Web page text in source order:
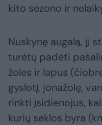
kito sezono ir
Nuskynę augalą, jį
turėtų padėti
žoles ir lapus
gyslotį, jonažolę,
rinkti įsidienojus,
kurių sėklos byra